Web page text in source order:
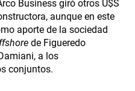
Business giró otros U$S
aunque en este
aporte de la sociedad
de Figueredo
a los
conjuntos.